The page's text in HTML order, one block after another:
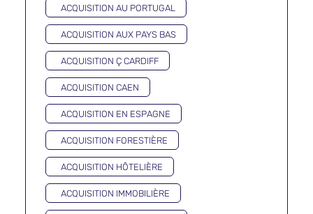
ACQUISITION AU PORTUGAL
ACQUISITION AUX PAYS BAS
ACQUISITION Ç CARDIFF
ACQUISITION CAEN
ACQUISITION EN ESPAGNE
ACQUISITION FORESTIÈRE
ACQUISITION HÔTELIÈRE
ACQUISITION IMMOBILIÈRE